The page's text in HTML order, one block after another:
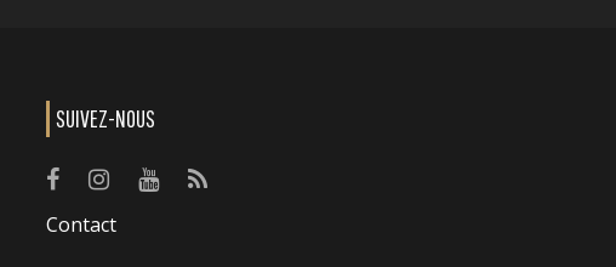
SUIVEZ-NOUS
Contact